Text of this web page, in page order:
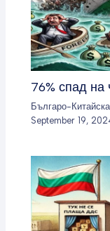
76% спад на
Българо-
September 19,